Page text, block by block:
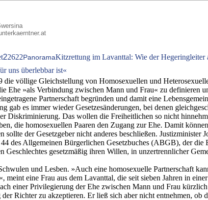
22622PanoramaKitzrettung im Lavanttal: Wie der
uns überlebbar ist«
die völlige Gleichstellung von Homosexuellen und
Ehe »als Verbindung zwischen Mann und Frau« zu definieren
Partnerschaft begründen und damit eine
es immer wieder Gesetzesänderungen, bei denen
Diskriminierung. Das wollen die Freiheitlichen so nicht
die homosexuellen Paaren den Zugang zur Ehe. Damit
sollte der Gesetzgeber nicht anderes beschließen.
des Allgemeinen Bürgerlichen Gesetzbuches (ABGB), der
Geschlechtes gesetzmäßig ihren Willen, in unzertrennlicher
und Lesben. »Auch eine homosexuelle Partnerschaft
eine Frau aus dem Lavanttal, die seit sieben Jahren in
einer Privilegierung der Ehe zwischen Mann und Frau
Richter zu akzeptieren. Er ließ sich aber nicht entnehmen,